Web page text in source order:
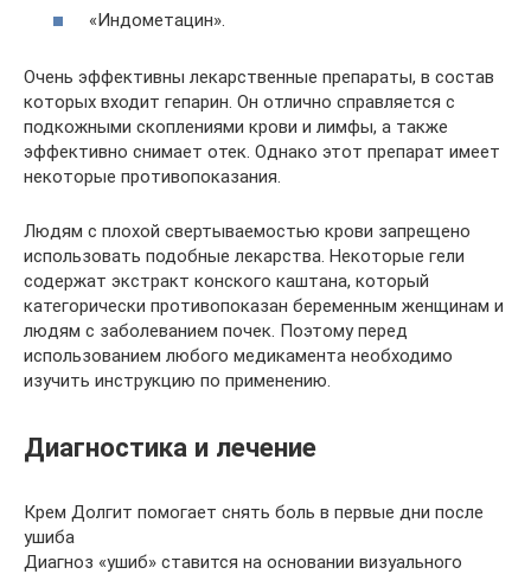
«Индометацин».
Очень эффективны лекарственные препараты, в состав
которых входит гепарин. Он отлично справляется с
подкожными скоплениями крови и лимфы, а также
эффективно снимает отек. Однако этот препарат имеет
некоторые противопоказания.
Людям с плохой свертываемостью крови запрещено
использовать подобные лекарства. Некоторые гели
содержат экстракт конского каштана, который
категорически противопоказан беременным женщинам и
людям с заболеванием почек. Поэтому перед
использованием любого медикамента необходимо
изучить инструкцию по применению.
Диагностика и лечение
Крем Долгит помогает снять боль в первые дни после
ушиба
Диагноз «ушиб» ставится на основании визуального